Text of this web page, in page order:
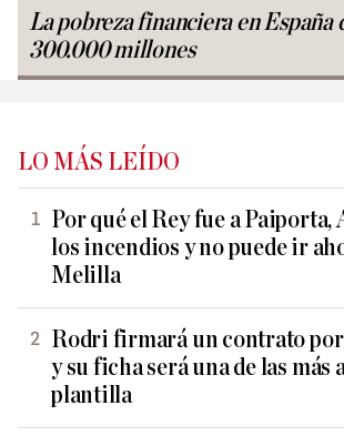
La pobreza financiera en España
300.000 millones
LO MÁS LEÍDO
Por qué el Rey fue a Paiporta,
los incendios y no puede ir
Melilla
Rodri firmará un contrato
y su ficha será una de las más
plantilla